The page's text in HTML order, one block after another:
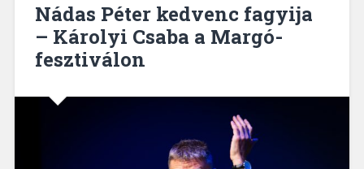
Nádas Péter kedvenc fagyija
– Károlyi Csaba a Margó-
fesztiválon